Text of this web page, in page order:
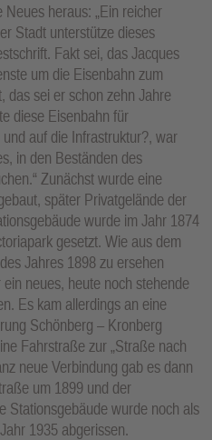
heraus: „Ein reicher
Stadt unterstütze dieses
Fakt sei, das Jacques
um die Eisenbahn zum
das sei er schon zehn Jahre
diese Eisenbahn für
auf die Infrastruktur?, war
in den Beständen des
Zunächst wurde eine
später Privatgelände der
wurde im Jahr 1874
gesetzt. Wie aus dem
Jahres 1898 zu ersehen
neues, heute noch stehende
Es kam allerdings an eine
Schönberg – Kronberg
Fahrstraße zur „Straße nach
neue Verbindung gab es dann
um 1899 und der
Stationsgebäude wurde noch als
1935 abgerissen.